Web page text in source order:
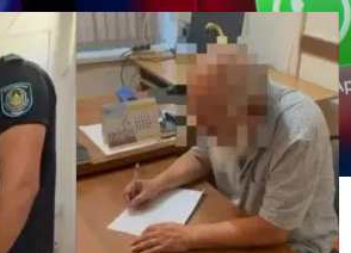
из самых раздражающих